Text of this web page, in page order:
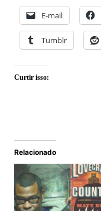
E-mail
Tumblr
Curtir isso:
Relacionado